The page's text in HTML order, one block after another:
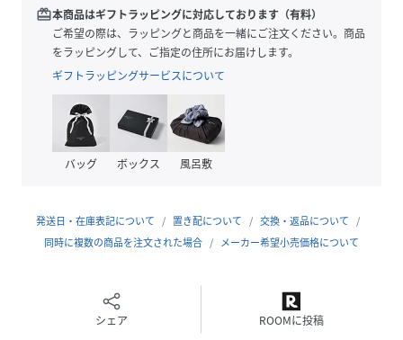
かぐわしいマグノリアの香り。
成分：水
ココイルグルタミン酸TEA
ココイルメチルタウリンNa
ラウラミドプロピルベタイン
グリセリン
コカミドDEA
塩化Na
グリセリルグルコシド
カンゾウ根エキス
redeem本商品はギフトラッピングに対応しております（有料）
ご希望の際は、ラッピングと商品を一緒にご注文ください。商品
をラッピングして、ご指定の住所にお届けします。
ギフトラッピングサービスについて
バッグ ボックス 風呂敷
発送日・在庫表記について 置き配について
交換・返品について
同時に複数の商品を注文された場合
メーカー希望小売価格について
シェア ROOMに投稿